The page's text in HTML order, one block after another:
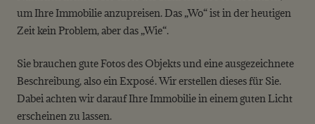
um Ihre Immobilie anzupreisen. Das „Wo“ ist in der heutigen
Zeit kein Problem, aber das „Wie“.
Sie brauchen gute Fotos des Objekts und eine ausgezeichnete
Beschreibung, also ein Exposé. Wir erstellen dieses für Sie.
Dabei achten wir darauf Ihre Immobilie in einem guten Licht
erscheinen zu lassen.